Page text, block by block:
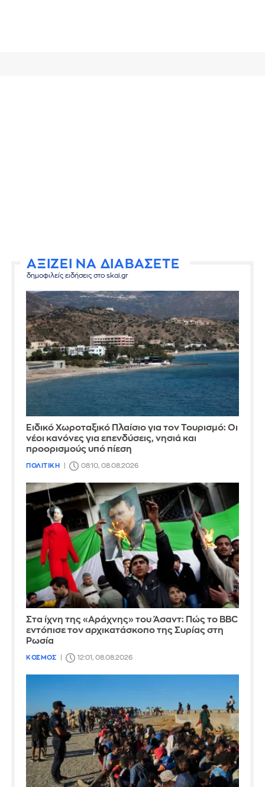
ΑΞΙΖΕΙ ΝΑ ΔΙΑΒΑΣΕΤΕ
δημοφιλείς ειδήσεις στο skai.gr
Ειδικό Χωροταξικό Πλαίσιο για τον Τουρισμό: Οι
νέοι κανόνες για επενδύσεις, νησιά και
προορισμούς υπό πίεση
ΠΟΛΙΤΙΚΗ 08:10, 08.08.2026
Στα ίχνη της «Αράχνης» του Άσαντ: Πώς το BBC
εντόπισε τον αρχικατάσκοπο της Συρίας στη
Ρωσία
ΚΟΣΜΟΣ 12:01, 08.08.2026